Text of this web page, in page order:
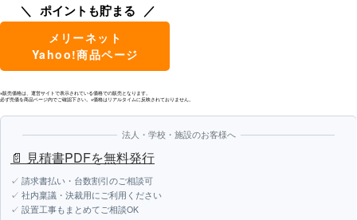
ポイントも貯まる
メリーネット
Yahoo!商品ページ
※販売価格は、運営サイトで表示されている価格での販売となります。
必ず売価を商品ページ内でご確認下さい。※価格はリアルタイムに反映されておりません。
法人・学校・施設のお客様へ
📄 見積書PDFを無料発行
✓ 請求書払い・台数割引のご相談可
✓ 社内稟議・決裁用にご利用ください
✓ 設置工事もまとめてご相談OK